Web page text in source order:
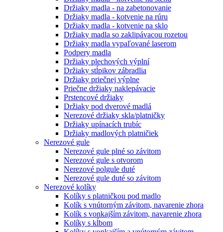
Držiaky madla - na zabetonovanie
Držiaky madla - kotvenie na rúru
Držiaky madla - kotvenie na sklo
Držiaky madla so zaklipávacou rozetou
Držiaky madla vypaľované laserom
Podpery madla
Držiaky plechových výplní
Držiaky stĺpikov zábradlia
Držiaky priečnej výplne
Priečne držiaky naklepávacie
Prstencové držiaky
Držiaky pod dverové madlá
Nerezové držiaky skla/platničky
Držiaky upínacích trubíc
Držiaky madlových platničiek
Nerezové gule
Nerezové gule plné so závitom
Nerezové gule s otvorom
Nerezové polgule duté
Nerezové gule duté so závitom
Nerezové kolíky
Kolíky s platničkou pod madlo
Kolík s vnútorným závitom, navarenie zhora
Kolík s vonkajším závitom, navarenie zhora
Kolíky s kĺbom